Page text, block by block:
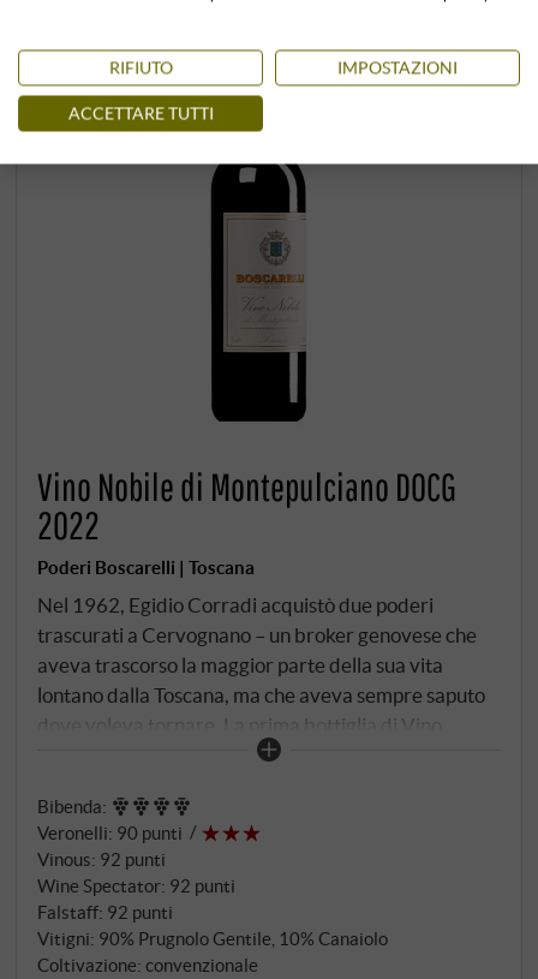
Vino Nobile di Montepulciano DOCG
2022
Poderi Boscarelli | Toscana
Nel 1962, Egidio Corradi acquistò due poderi
trascurati a Cervognano – un broker genovese che
aveva trascorso la maggior parte della sua vita
lontano dalla Toscana, ma che aveva sempre saputo
dove voleva tornare. La prima bottiglia di Vino
Nobile di Montepulciano di Boscarelli apparve nel
praticamente cambiata in termini di composizione e
invecchiamento. Non si tratta di esitazione – è
convinzione. Prugnolo Gentile e Canaiolo, da vigne di
oltre 10 anni sui terreni rossi, sabbiosi e ricchi di
minerali di Cervognano, da 280 a 350 metri, esposti
a est, 6.500 ceppi per ettaro.
Bibenda:
Veronelli: 90 punti
Vinous: 92 punti
Wine Spectator: 92 punti
Falstaff: 92 punti
Vitigni: 90% Prugnolo Gentile, 10% Canaiolo
Coltivazione: convenzionale
RIFIUTO IMPOSTAZIONI
ACCETTARE TUTTI